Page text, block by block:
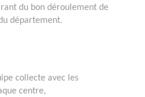
du bon déroulement de
département.
collecte avec les
centre,